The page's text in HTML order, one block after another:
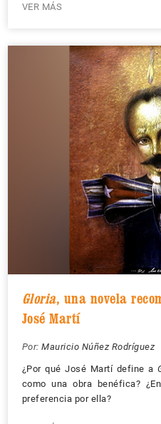
VER MÁS
Gloria, una novela
José Martí
Por: Mauricio Núñez Rodríguez
¿Por qué José Martí define a
como una obra benéfica?
preferencia por ella?